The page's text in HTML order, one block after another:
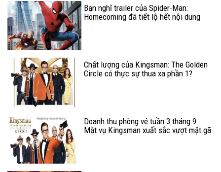
Bạn nghĩ trailer của Spider-Man:
Homecoming đã tiết lộ hết nội dung
Chất lượng của Kingsman: The Golden
Circle có thực sự thua xa phần 1?
Doanh thu phòng vé tuần 3 tháng 9:
Mật vụ Kingsman xuất sắc vượt mặt gã